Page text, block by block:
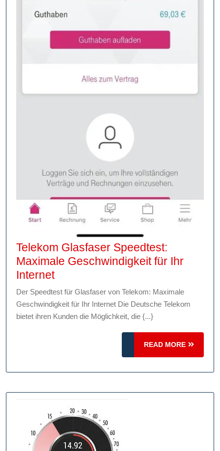
Telekom Glasfaser Speedtest:
Maximale Geschwindigkeit für Ihr
InternetTelekom
Glasfaser
Speedtest:
Maximale
Geschwindigkeit
Internet
Der Speedtest für Glasfaser von Telekom: Maximale
Geschwindigkeit für Ihr Internet Die Deutsche Telekom
bietet ihren Kunden die Möglichkeit, die {...}
READ MORE
READ
MORE